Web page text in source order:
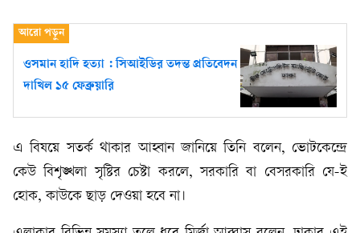
ওসমান হাদি হত্যা : সিআইডির তদন্ত প্রতিবেদন
দাখিল ১৫ ফেব্রুয়ারি
এ বিষয়ে সতর্ক থাকার আহ্বান জানিয়ে তিনি বলেন, ভোটকেন্দ্রে
কেউ বিশৃঙ্খলা সৃষ্টির চেষ্টা করলে, সরকারি বা বেসরকারি যে-ই
হোক, কাউকে ছাড় দেওয়া হবে না।